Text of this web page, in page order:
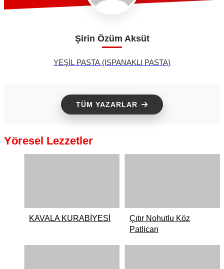
Şirin Özüm Aksüt
YEŞİL PASTA (ISPANAKLI PASTA)
TÜM YAZARLAR
Yöresel Lezzetler
KAVALA KURABİYESİ
Çıtır Nohutlu Köz
Patlican